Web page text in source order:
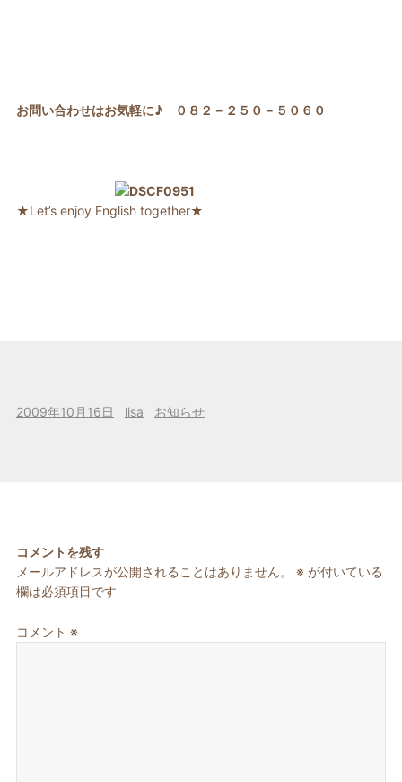
お問い合わせはお気軽に♪ ０８２－２５０－５０６０
★Let’s enjoy English together★
投
2009年10月16日
作
lisa
カ
お知らせ
コメントを残す
メールアドレスが公開されることはありません。
※ が付いている
欄は必須項目です
コメント ※